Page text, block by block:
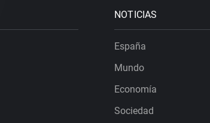
NOTICIAS
España
Mundo
Economía
Sociedad